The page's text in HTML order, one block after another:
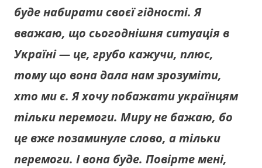
буде набирати своєї гідності. Я
вважаю, що сьогоднішня ситуація в
Україні — це, грубо кажучи, плюс,
тому що вона дала нам зрозуміти,
хто ми є. Я хочу побажати українцям
тільки перемоги. Миру не бажаю, бо
це вже позаминуле слово, а тільки
перемоги. І вона буде. Повірте мені,